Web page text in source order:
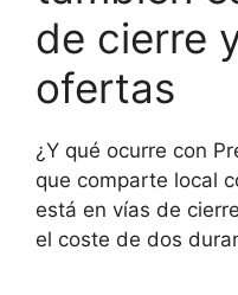
de cierre
ofertas
¿Y qué ocurre con
que comparte local
está en vías de
el coste de dos